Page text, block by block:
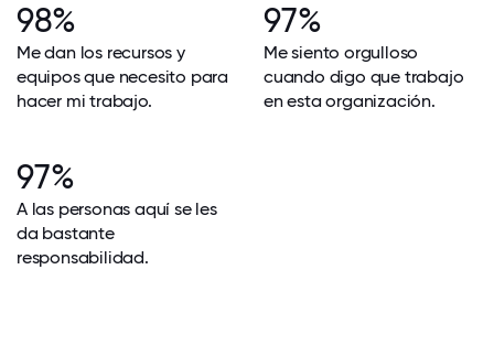
98%
Me dan los recursos y
equipos que necesito para
hacer mi trabajo.
97%
Me siento orgulloso
cuando digo que trabajo
en esta organización.
97%
A las personas aquí se les
da bastante
responsabilidad.